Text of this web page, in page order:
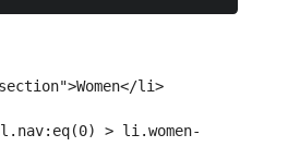
li>
> li.women-